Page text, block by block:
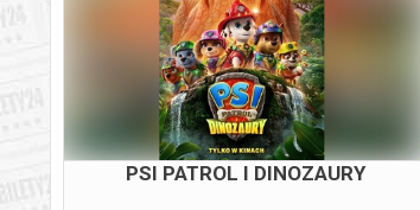
PSI PATROL I DINOZAURY